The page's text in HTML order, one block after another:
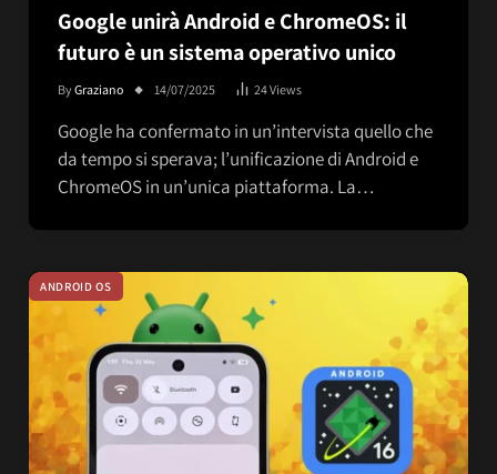
Google unirà Android e ChromeOS: il
futuro è un sistema operativo unico
ByGraziano 14/07/2025 24Views
Google ha confermato in un’intervista quello che
da tempo si sperava; l’unificazione di Android e
ChromeOS in un’unica piattaforma. La…
ANDROID OS